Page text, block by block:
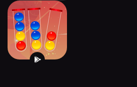
Color Ball Sort -
Game Puzzle